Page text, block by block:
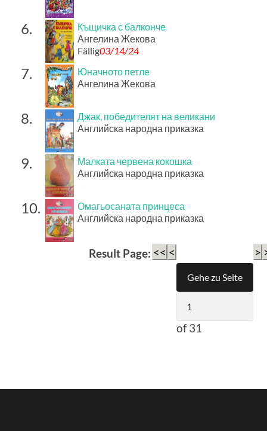
6.
Къщичка с балконче
Ангелина Жекова
Fällig03/14/24
7.
Юначното петле
Ангелина Жекова
8.
Джак, победителят на великани
Английска народна приказка
9.
Малката червена кокошка
Английска народна приказка
10.
Омагьосаната принцеса
Английска народна приказка
Result Page: << <
of 31
>